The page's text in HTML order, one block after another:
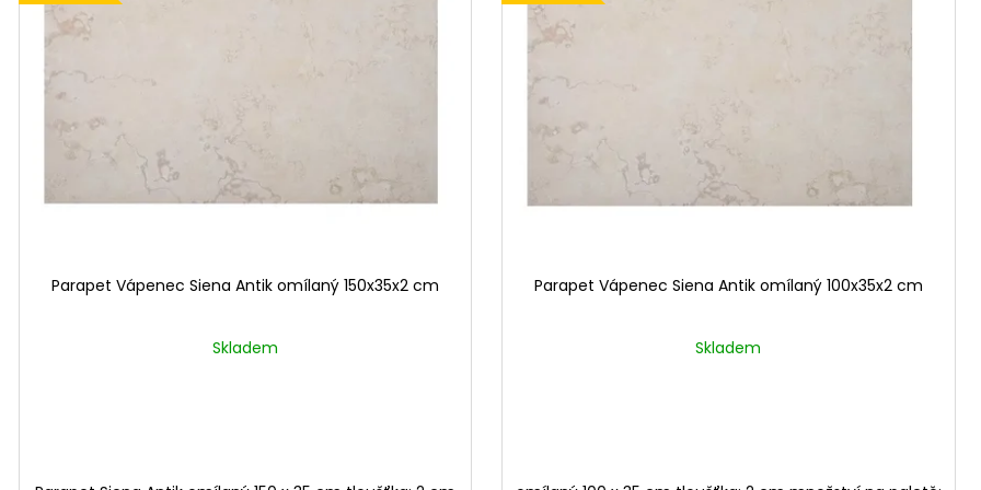
Parapet Vápenec Siena Antik omílaný 150x35x2 cm
Skladem
Parapet Vápenec Siena Antik omílaný 100x35x2 cm
Skladem